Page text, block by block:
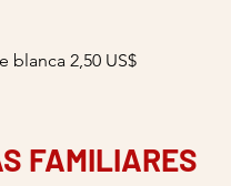
blanca 2,50 US$
FAMILIARES